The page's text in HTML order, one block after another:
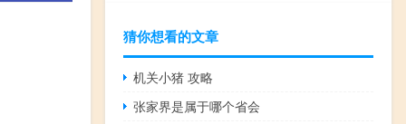
猜你想看的文章
机关小猪 攻略
张家界是属于哪个省会